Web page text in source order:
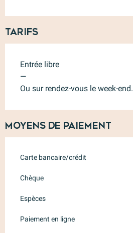
Tarifs
Entrée libre
—
Ou sur rendez-vous le week-end.
Moyens de paiement
Carte bancaire/crédit
Chèque
Espèces
Paiement en ligne